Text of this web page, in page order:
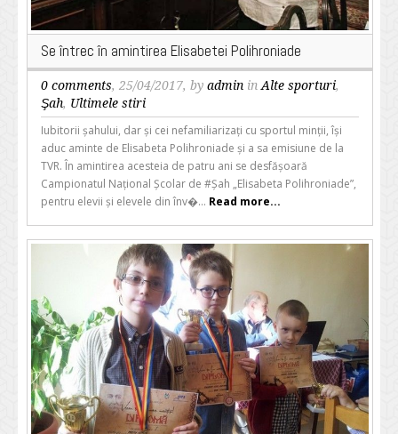
Se întrec în amintirea Elisabetei Polihroniade
0 comments, 25/04/2017, by admin inAlte sporturi,
Şah, Ultimele stiri
Iubitorii șahului, dar și cei nefamiliarizați cu sportul minții, își
aduc aminte de Elisabeta Polihroniade și a sa emisiune de la
TVR. În amintirea acesteia de patru ani se desfășoară
Campionatul Național Școlar de #Șah „Elisabeta Polihroniade”,
pentru elevii și elevele din înv�... Read more...